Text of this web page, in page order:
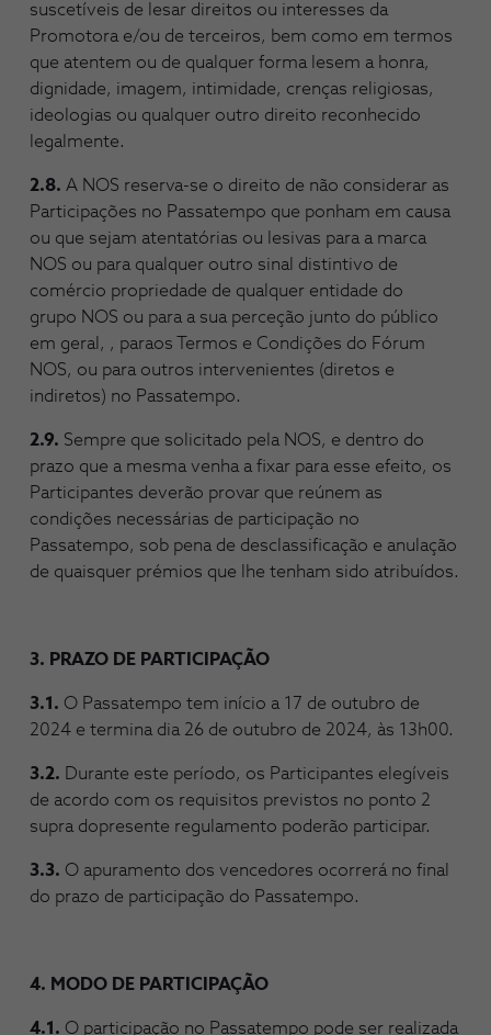
suscetíveis de lesar direitos ou interesses da
Promotora e/ou de terceiros, bem como em termos
que atentem ou de qualquer forma lesem a honra,
dignidade, imagem, intimidade, crenças religiosas,
ideologias ou qualquer outro direito reconhecido
legalmente.
2.8. A NOS reserva-se o direito de não considerar as
Participações no Passatempo que ponham em causa
ou que sejam atentatórias ou lesivas para a marca
NOS ou para qualquer outro sinal distintivo de
comércio propriedade de qualquer entidade do
grupo NOS ou para a sua perceção junto do público
em geral, , paraos Termos e Condições do Fórum
NOS, ou para outros intervenientes (diretos e
indiretos) no Passatempo.
2.9. Sempre que solicitado pela NOS, e dentro do
prazo que a mesma venha a fixar para esse efeito, os
Participantes deverão provar que reúnem as
condições necessárias de participação no
Passatempo, sob pena de desclassificação e anulação
de quaisquer prémios que lhe tenham sido atribuídos.
3. PRAZO DE PARTICIPAÇÃO
3.1. O Passatempo tem início a 17 de outubro de
2024 e termina dia 26 de outubro de 2024, às 13h00.
3.2.
Durante este período, os Participantes elegíveis
de acordo com os requisitos previstos no ponto 2
supra dopresente regulamento poderão participar.
3.3. O apuramento dos vencedores ocorrerá no final
do prazo de participação do Passatempo.
4. MODO DE PARTICIPAÇÃO
4.1. O participação no Passatempo pode ser realizada